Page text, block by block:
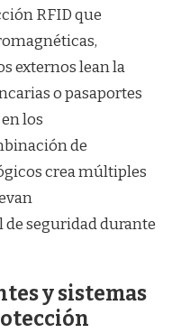
RFID que
externos lean la
o pasaportes
los
de
crea múltiples
seguridad durante
y sistemas